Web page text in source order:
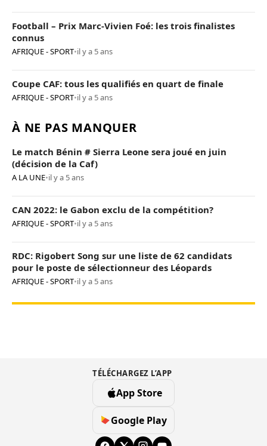
Football – Prix Marc-Vivien Foé: les trois finalistes
connus
AFRIQUE - SPORT•il y a 5 ans
Coupe CAF: tous les qualifiés en quart de finale
AFRIQUE - SPORT•il y a 5 ans
À NE PAS MANQUER
Le match Bénin # Sierra Leone sera joué en juin
(décision de la Caf)
A LA UNE•il y a 5 ans
CAN 2022: le Gabon exclu de la compétition?
AFRIQUE - SPORT•il y a 5 ans
RDC: Rigobert Song sur une liste de 62 candidats
pour le poste de sélectionneur des Léopards
AFRIQUE - SPORT•il y a 5 ans
TÉLÉCHARGEZ L’APP
App Store
Google Play